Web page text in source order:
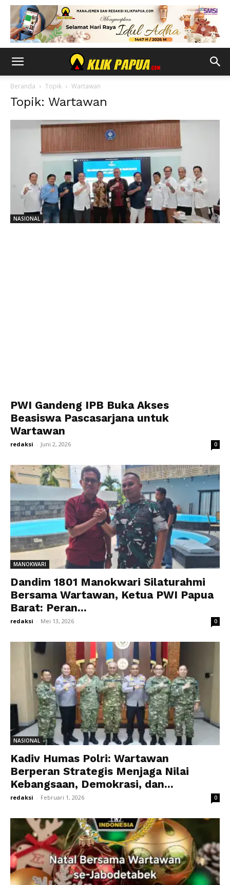
Beranda Topik Wartawan
Topik: Wartawan
NASIONAL
PWI Gandeng IPB Buka Akses
Beasiswa Pascasarjana untuk
Wartawan
redaksi - Juni 2, 2026 0
MANOKWARI
Dandim 1801 Manokwari Silaturahmi
Bersama Wartawan, Ketua PWI Papua
Barat: Peran...
redaksi - Mei 13, 2026 0
NASIONAL
Kadiv Humas Polri: Wartawan
Berperan Strategis Menjaga Nilai
Kebangsaan, Demokrasi, dan...
redaksi - Februari 1, 2026 0